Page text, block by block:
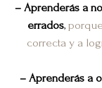
– Aprenderás a
errados,
correcta y a
– Aprenderás a